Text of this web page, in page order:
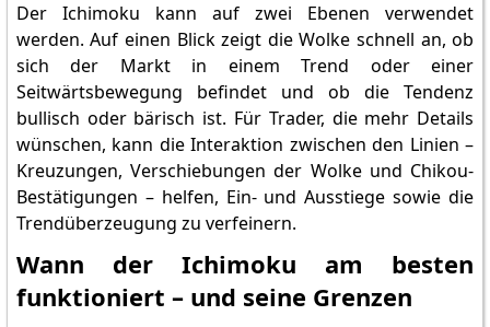
Der Ichimoku kann auf zwei Ebenen verwendet
werden. Auf einen Blick zeigt die Wolke schnell an, ob
sich der Markt in einem Trend oder einer
Seitwärtsbewegung befindet und ob die Tendenz
bullisch oder bärisch ist. Für Trader, die mehr Details
wünschen, kann die Interaktion zwischen den Linien –
Kreuzungen, Verschiebungen der Wolke und Chikou-
Bestätigungen – helfen, Ein- und Ausstiege sowie die
Trendüberzeugung zu verfeinern.
Wann der Ichimoku am besten
funktioniert – und seine Grenzen